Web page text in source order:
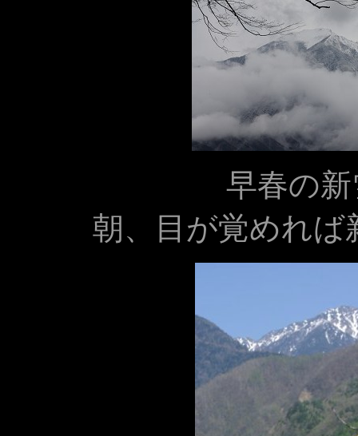
早春の
朝、目が覚めれば